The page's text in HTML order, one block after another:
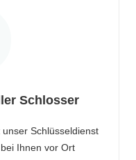
Schlosser
Schlüsseldienst
Ihnen vor Ort